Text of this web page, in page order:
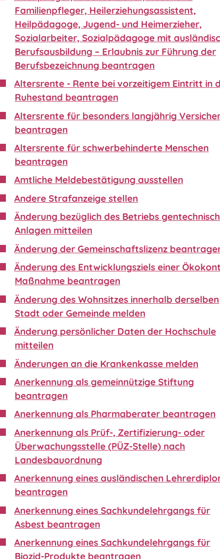
Familienpfleger, Heilerziehungsassistent,
Heilpädagoge, Jugend- und Heimerzieher,
Sozialarbeiter, Sozialpädagoge mit
Berufsausbildung – Erlaubnis zur Führung der
Berufsbezeichnung beantragen
Altersrente - Rente bei vorzeitigem Eintritt in
Ruhestand beantragen
Altersrente für besonders langjährig
beantragen
Altersrente für schwerbehinderte Menschen
beantragen
Amtliche Meldebestätigung ausstellen
Andere Strafanzeige stellen
Änderung bezüglich des Betriebs
Anlagen mitteilen
Änderung der Gemeinschaftslizenz
Änderung des Entwicklungsziels einer
Maßnahme beantragen
Änderung des Wohnsitzes innerhalb derselben
Stadt oder Gemeinde melden
Änderung persönlicher Daten der Hochschule
mitteilen
Änderungen an die Krankenkasse melden
Anerkennung als gemeinnützige Stiftung
beantragen
Anerkennung als Pharmaberater beantragen
Anerkennung als Prüf-, Zertifizierung- oder
Überwachungsstelle (PÜZ-Stelle) nach
Landesbauordnung
Anerkennung eines ausländischen
beantragen
Anerkennung eines Sachkundelehrgangs für
Asbest beantragen
Anerkennung eines Sachkundelehrgangs für
Biozid-Produkte beantragen